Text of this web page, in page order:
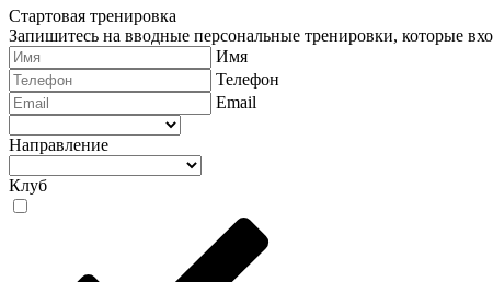
Стартовая тренировка
Запишитесь на вводные персональные тренировки, которые
Имя
Телефон
Email
Направление
Клуб